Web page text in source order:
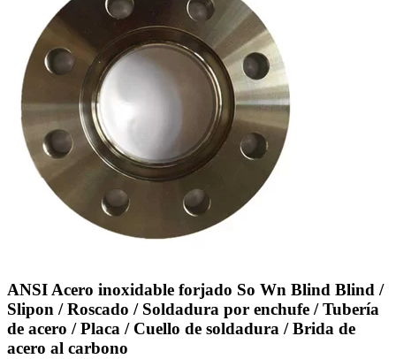
ANSI Acero inoxidable forjado So Wn Blind Blind /
Slipon / Roscado / Soldadura por enchufe / Tubería
de acero / Placa / Cuello de soldadura / Brida de
acero al carbono